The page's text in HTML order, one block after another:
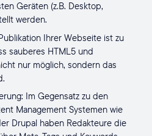
Geräten (z.B. Desktop,
werden.
Ihrer Webseite ist zu
sauberes HTML5 und
nur möglich, sondern das
Im Gegensatz zu den
Management Systemen wie
Drupal haben Redakteure die